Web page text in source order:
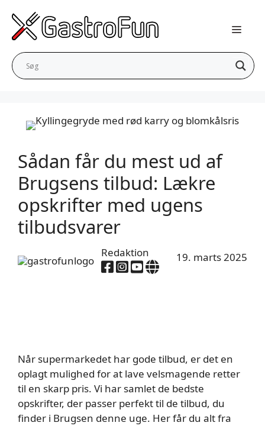
indhold
Sådan får du mest ud af
Brugsens tilbud: Lækre
opskrifter med ugens
tilbudsvarer
Redaktion 19. marts 2025
Når supermarkedet har gode tilbud, er det en
oplagt mulighed for at lave velsmagende retter
til en skarp pris. Vi har samlet de bedste
opskrifter, der passer perfekt til de tilbud, du
finder i Brugsen denne uge. Her får du alt fra